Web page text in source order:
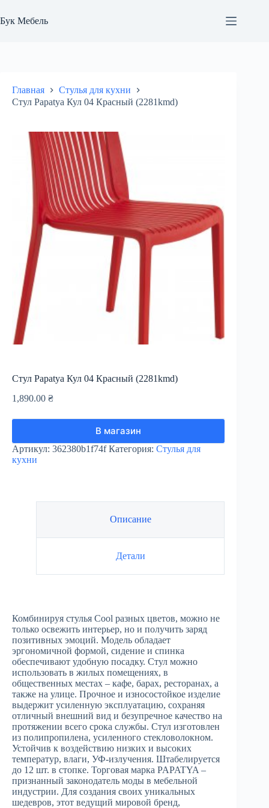
к
сути
Бук Мебель
Главная
Стулья для кухни
Стул Papatya Кул 04 Красный (2281kmd)
Стул Papatya Кул 04 Красный (2281kmd)
1,890.00 ₴
В магазин
Артикул: 362380b1f74f Категория: Стулья для
кухни
Описание
Детали
Комбинируя стулья Cool разных цветов, можно не
только освежить интерьер, но и получить заряд
позитивных эмоций. Модель обладает
эргономичной формой, сидение и спинка
обеспечивают удобную посадку. Стул можно
использовать в жилых помещениях, в
общественных местах – кафе, барах, ресторанах, а
также на улице. Прочное и износостойкое изделие
выдержит усиленную эксплуатацию, сохраняя
отличный внешний вид и безупречное качество на
протяжении всего срока службы. Стул изготовлен
из полипропилена, усиленного стекловолокном.
Устойчив к воздействию низких и высоких
температур, влаги, УФ-излучения. Штабелируется
до 12 шт. в стопке. Торговая марка PAPATYA –
признанный законодатель моды в мебельной
индустрии. Для создания своих уникальных
шедевров, этот ведущий мировой бренд,